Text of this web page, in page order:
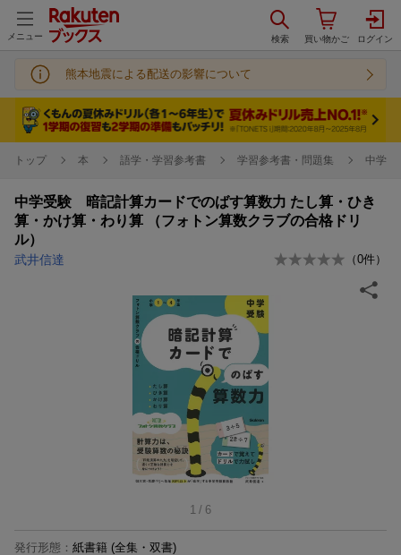
メニュー
熊本地震による配送の影響について
トップ 本 語学・学習参考書 学習参考書・問題集 中学校
中学受験 暗記計算カードでのばす算数力 たし算・ひき
算・かけ算・わり算 （フォトン算数クラブの合格ドリ
ル）
武井信達 （0件）
1 / 6
発行形態 ： 紙書籍 (全集・双書)